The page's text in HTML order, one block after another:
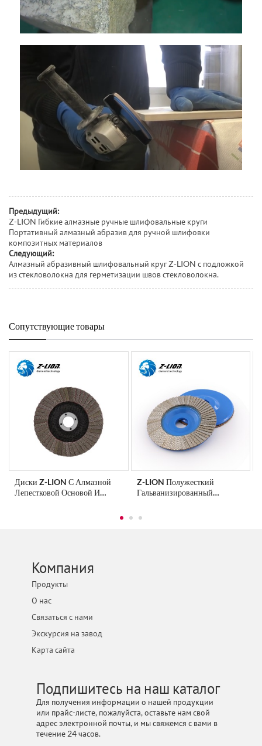
Предыдущий:
Z-LION Гибкие алмазные ручные шлифовальные круги
Портативный алмазный абразив для ручной шлифовки
композитных материалов
Следующий:
Алмазный абразивный шлифовальный круг Z-LION с подложкой
из стекловолокна для герметизации швов стекловолокна.
Сопутствующие товары
Диски Z-LION С Алмазной
Лепестковой Основой И
Z-LION Полужесткий
Гальванизированный
Компания
Продукты
О нас
Связаться с нами
Экскурсия на завод
Карта сайта
Подпишитесь на наш каталог
Для получения информации о нашей продукции
или прайс-листе, пожалуйста, оставьте нам свой
адрес электронной почты, и мы свяжемся с вами в
течение 24 часов.